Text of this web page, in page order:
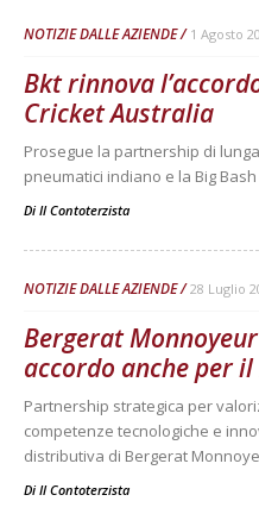
NOTIZIE DALLE AZIENDE 1 Agosto
Bkt rinnova
Cricket Australia
Prosegue la partnership di
pneumatici indiano e la Big
Di Il Contoterzista
NOTIZIE DALLE AZIENDE 28 Luglio
Bergerat
accordo anche per
Partnership strategica per
competenze tecnologiche e
distributiva di Bergerat
Di Il Contoterzista